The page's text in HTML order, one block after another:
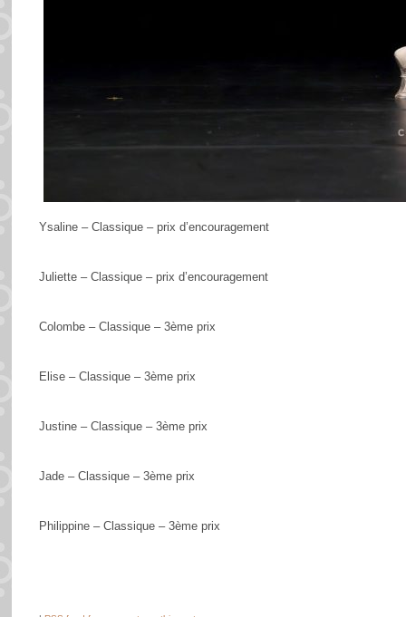
Ysaline – Classique – prix d’encouragement
Juliette – Classique – prix d’encouragement
Colombe – Classique – 3ème prix
Elise – Classique – 3ème prix
Justine – Classique – 3ème prix
Jade – Classique – 3ème prix
Philippine – Classique – 3ème prix